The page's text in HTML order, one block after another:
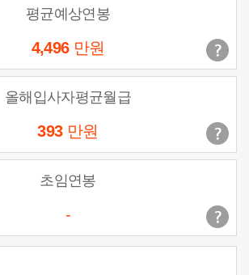
평균예상연봉
4,496 만원
올해입사자평균월급
393 만원
초임연봉
-